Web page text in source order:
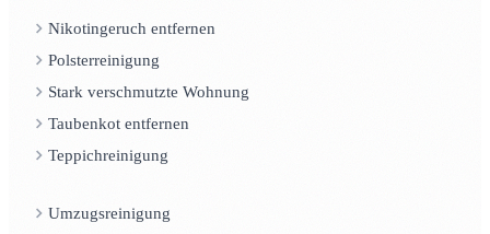
Nikotingeruch entfernen
Polsterreinigung
Stark verschmutzte Wohnung
Taubenkot entfernen
Teppichreinigung
Umzugsreinigung